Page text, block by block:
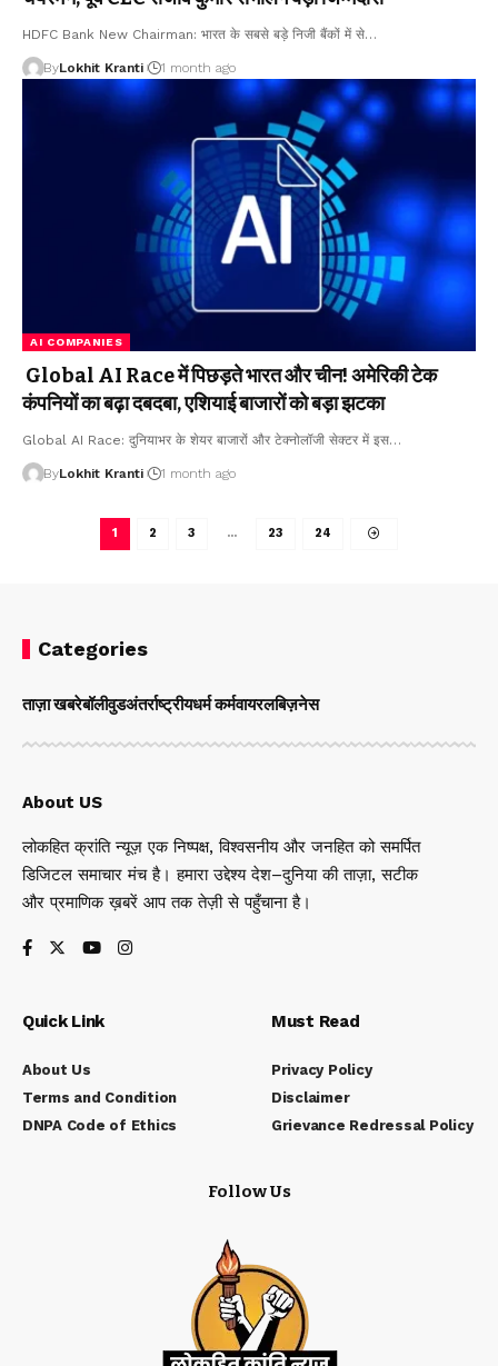
HDFC Bank New Chairman: भारत के सबसे बड़े निजी बैंकों में से…
ByLokhit Kranti 1 month ago
AI COMPANIES
Global AI Race में पिछड़ते भारत और चीन! अमेरिकी टेक
कंपनियों का बढ़ा दबदबा, एशियाई बाजारों को बड़ा झटका
Global AI Race: दुनियाभर के शेयर बाजारों और टेक्नोलॉजी सेक्टर में इस…
ByLokhit Kranti 1 month ago
1 2 3 … 23 24
Categories
ताज़ा खबरेबॉलीवुडअंतर्राष्ट्रीयधर्म कर्मवायरलबिज़नेस
About US
लोकहित क्रांति न्यूज़ एक निष्पक्ष, विश्वसनीय और जनहित को समर्पित
डिजिटल समाचार मंच है। हमारा उद्देश्य देश–दुनिया की ताज़ा, सटीक
और प्रमाणिक ख़बरें आप तक तेज़ी से पहुँचाना है।
Quick Link
About Us
Terms and Condition
DNPA Code of Ethics
Must Read
Privacy Policy
Disclaimer
Grievance Redressal Policy
Follow Us